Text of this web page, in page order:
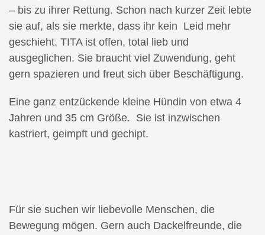
– bis zu ihrer Rettung. Schon nach kurzer Zeit lebte
sie auf, als sie merkte, dass ihr kein Leid mehr
geschieht. TITA ist offen, total lieb und
ausgeglichen. Sie braucht viel Zuwendung, geht
gern spazieren und freut sich über Beschäftigung.
Eine ganz entzückende kleine Hündin von etwa 4
Jahren und 35 cm Größe. Sie ist inzwischen
kastriert, geimpft und gechipt.
Für sie suchen wir liebevolle Menschen, die
Bewegung mögen. Gern auch Dackelfreunde, die